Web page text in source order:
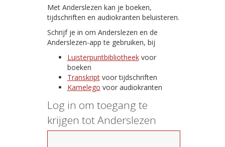
Met Anderslezen kan je boeken,
tijdschriften en audiokranten beluisteren.
Schrijf je in om Anderslezen en de
Anderslezen-app te gebruiken, bij
Luisterpuntbibliotheekvoor
boeken
Transkriptvoor tijdschriften
Kamelego voor audiokranten
Log in om toegang te
krijgen tot Anderslezen